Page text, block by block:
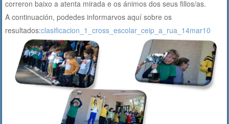
correron baixo a atenta mirada e os ánimos dos seus fillos/as.
A continuación, podedes informarvos aquí sobre os
resultados:clasificacion_1_cross_escolar_ceip_a_rua_14mar10